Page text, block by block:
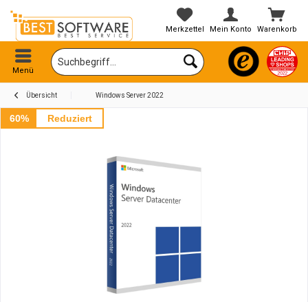
Warenkorb
Merkzettel Mein Konto
Menü
Übersicht Windows Server 2022
60% Reduziert